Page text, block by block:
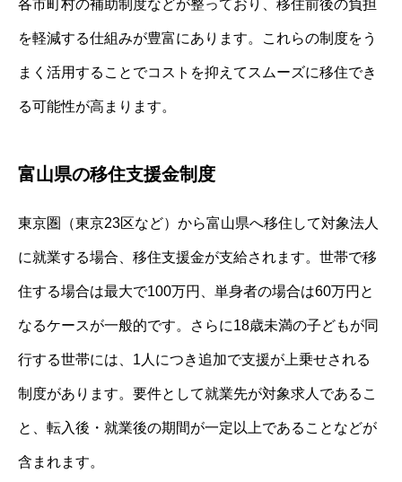
各市町村の補助制度などが整っており、移住前後の負担
を軽減する仕組みが豊富にあります。これらの制度をう
まく活用することでコストを抑えてスムーズに移住でき
る可能性が高まります。
富山県の移住支援金制度
東京圏（東京23区など）から富山県へ移住して対象法人
に就業する場合、移住支援金が支給されます。世帯で移
住する場合は最大で100万円、単身者の場合は60万円と
なるケースが一般的です。さらに18歳未満の子どもが同
行する世帯には、1人につき追加で支援が上乗せされる
制度があります。要件として就業先が対象求人であるこ
と、転入後・就業後の期間が一定以上であることなどが
含まれます。